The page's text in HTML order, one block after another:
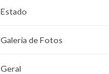
Estado
Galeria de Fotos
Geral